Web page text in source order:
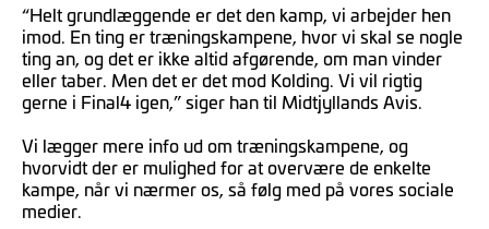
“Helt grundlæggende er det den kamp, vi arbejder hen
imod. En ting er træningskampene, hvor vi skal se nogle
ting an, og det er ikke altid afgørende, om man vinder
eller taber. Men det er det mod Kolding. Vi vil rigtig
gerne i Final4 igen,” siger han til Midtjyllands Avis.
Vi lægger mere info ud om træningskampene, og
hvorvidt der er mulighed for at overvære de enkelte
kampe, når vi nærmer os, så følg med på vores sociale
medier.